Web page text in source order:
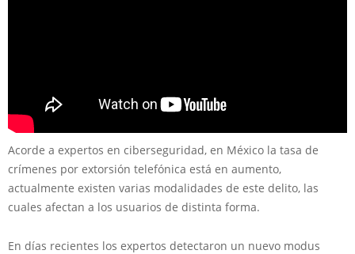
Acorde a expertos en ciberseguridad, en México la tasa de
crímenes por extorsión telefónica está en aumento,
actualmente existen varias modalidades de este delito, las
cuales afectan a los usuarios de distinta forma.
En días recientes los expertos detectaron un nuevo modus